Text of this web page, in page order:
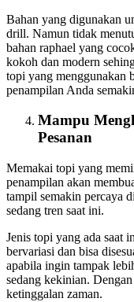
Bahan yang digunakan
drill. Namun tidak
bahan raphael yang
kokoh dan modern
topi yang menggunakan
penampilan Anda
Mampu
Pesanan
Memakai topi yang
penampilan akan
tampil semakin percaya
sedang tren saat ini.
Jenis topi yang ada saat
bervariasi dan bisa
apabila ingin tampak
sedang kekinian.
ketinggalan zaman.